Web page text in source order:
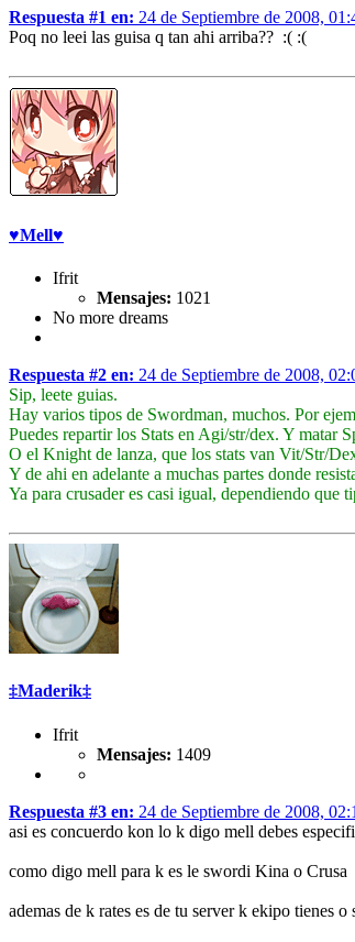
Respuesta #1 en: 24 de Septiembre de 2008,
Poq no leei las guisa q tan ahi arriba?? :( :(
♥Mell♥
Ifrit
Mensajes: 1021
No more dreams
Respuesta #2 en: 24 de Septiembre de 2008,
Sip, leete guias.
Hay varios tipos de Swordman, muchos. Por
Puedes repartir los Stats en Agi/str/dex. Y matar
O el Knight de lanza, que los stats van Vit/Str/
Y de ahi en adelante a muchas partes donde
Ya para crusader es casi igual, dependiendo que
‡Maderik‡
Ifrit
Mensajes: 1409
Respuesta #3 en: 24 de Septiembre de 2008,
asi es concuerdo kon lo k digo mell debes
como digo mell para k es le swordi Kina o Crusa
ademas de k rates es de tu server k ekipo tienes